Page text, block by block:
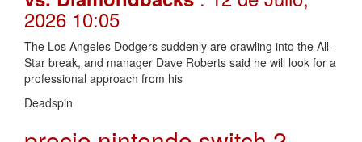
2026 10:05
The Los Angeles Dodgers suddenly are crawling into the All-
Star break, and manager Dave Roberts said he will look for a
professional approach from his
Deadspin